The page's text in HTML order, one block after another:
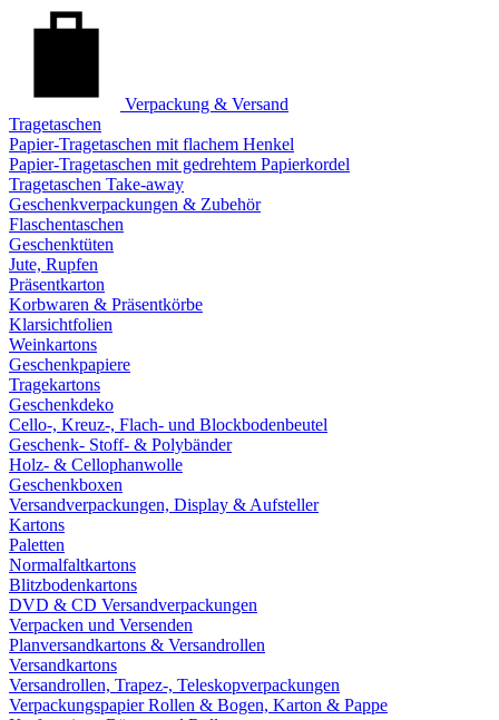
Verpackung & Versand
Tragetaschen
Papier-Tragetaschen mit flachem Henkel
Papier-Tragetaschen mit gedrehtem Papierkordel
Tragetaschen Take-away
Geschenkverpackungen & Zubehör
Flaschentaschen
Geschenktüten
Jute, Rupfen
Präsentkarton
Korbwaren & Präsentkörbe
Klarsichtfolien
Weinkartons
Geschenkpapiere
Tragekartons
Geschenkdeko
Cello-, Kreuz-, Flach- und Blockbodenbeutel
Geschenk- Stoff- & Polybänder
Holz- & Cellophanwolle
Geschenkboxen
Versandverpackungen, Display & Aufsteller
Kartons
Paletten
Normalfaltkartons
Blitzbodenkartons
DVD & CD Versandverpackungen
Verpacken und Versenden
Planversandkartons & Versandrollen
Versandkartons
Versandrollen, Trapez-, Teleskopverpackungen
Verpackungspapier Rollen & Bogen, Karton & Pappe